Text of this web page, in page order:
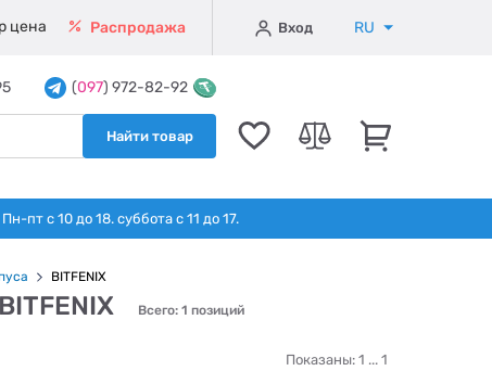
цена Распродажа Вход RU
(097) 972-82-92
Найти товар
пт с 10 до 18. суббота с 11 до 17.
BITFENIX
Всего: 1 позиций
Показаны: 1 ... 1